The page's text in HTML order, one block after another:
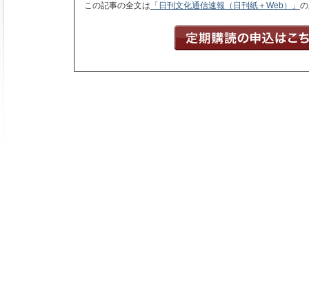
この記事の全文は 「日刊文化通信速報（日刊紙＋Web）」